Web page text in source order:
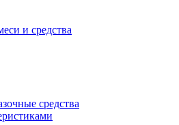
и средства
средства